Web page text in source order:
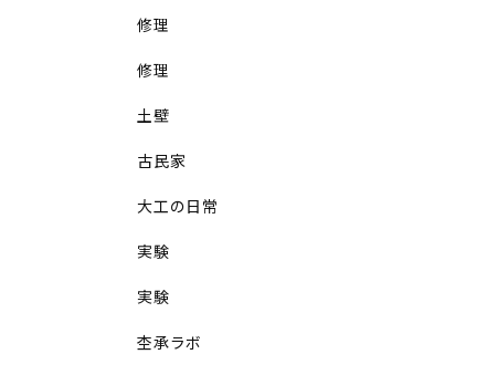
修理
修理
土壁
古民家
大工の日常
実験
実験
杢承ラボ